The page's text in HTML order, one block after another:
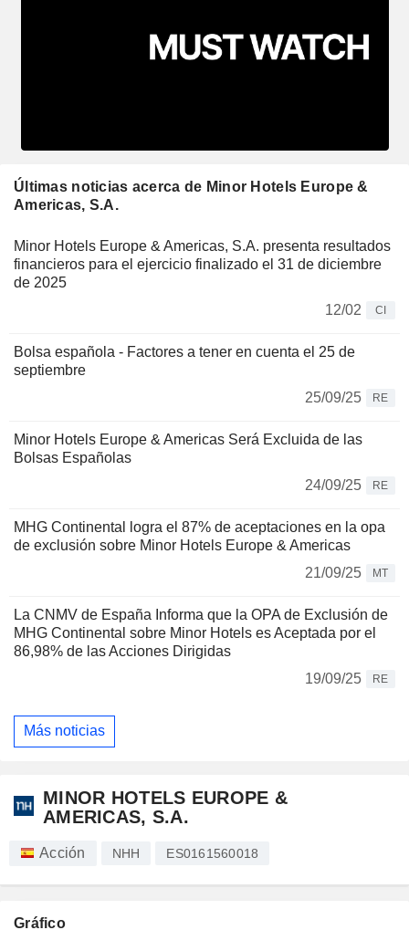
Últimas noticias acerca de Minor Hotels Europe &
Americas, S.A.
Minor Hotels Europe & Americas, S.A. presenta resultados
financieros para el ejercicio finalizado el 31 de diciembre
de 2025
12/02
CI
Bolsa española - Factores a tener en cuenta el 25 de
septiembre
25/09/25
RE
Minor Hotels Europe & Americas Será Excluida de las
Bolsas Españolas
24/09/25
RE
MHG Continental logra el 87% de aceptaciones en la opa
de exclusión sobre Minor Hotels Europe & Americas
21/09/25
MT
La CNMV de España Informa que la OPA de Exclusión de
MHG Continental sobre Minor Hotels es Aceptada por el
86,98% de las Acciones Dirigidas
19/09/25
RE
Más noticias
MINOR HOTELS EUROPE &
AMERICAS, S.A.
Acción NHH ES0161560018
Gráfico